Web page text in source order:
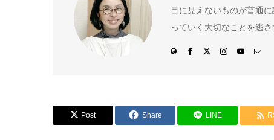
目に見えないものが普通
っていく大切なことを逃
Post Share LINE